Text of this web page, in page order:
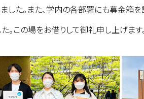
した。また、学内の各部署にも募金箱
この場をお借りして御礼申し上げます